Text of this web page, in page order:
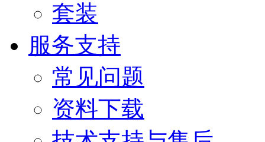
套装
服务支持
常见问题
资料下载